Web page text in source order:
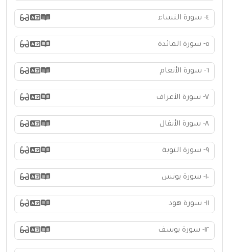
٤- سورة النساء
٥- سورة المائدة
٦- سورة الأنعام
٧- سورة الأعراف
٨- سورة الأنفال
٩- سورة التوبة
١٠- سورة يونس
١١- سورة هود
١٢- سورة يوسف